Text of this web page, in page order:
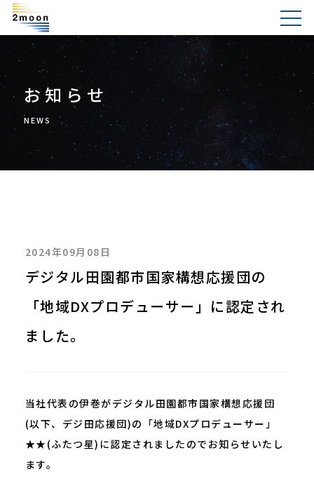
お知らせ
NEWS
2024年09月08日
デジタル田園都市国家構想応援団の
「地域DXプロデューサー」に認定され
ました。
当社代表の伊巻がデジタル田園都市国家構想応援団
(以下、デジ田応援団)の「地域DXプロデューサー」
★★(ふたつ星)に認定されましたのでお知らせいたし
ます。